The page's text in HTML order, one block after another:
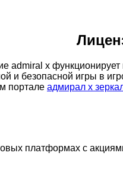
admiral x
и безопасной игры в
портале адмирал x
платформах с